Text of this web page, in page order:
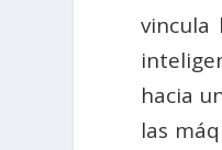
vincula
hacia
las